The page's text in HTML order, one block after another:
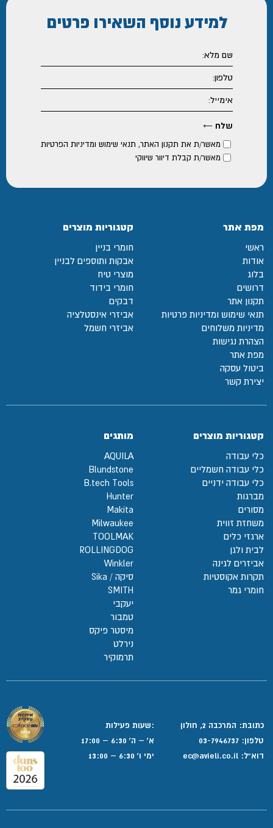
למידע נוסף השאירו פרטים
מאשר/ת את תקנון האתר, תנאי שימוש ומדיניות הפרטיות
מאשר/ת קבלת דיוור שיווקי
מפת אתר
ראשי
אודות
בלוג
דרושים
תקנון אתר
תנאי שימוש ומדיניות פרטיות
מדיניות משלוחים
הצהרת נגישות
מפת אתר
ביטול עסקה
יצירת קשר
קטגוריות מוצרים
חומרי בניין
אבקות ותוספים לבניין
מוצרי טיח
חומרי בידוד
דבקים
אביזרי אינסטלציה
אביזרי חשמל
קטגוריות מוצרים
כלי עבודה
כלי עבודה חשמליים
כלי עבודה ידניים
מברגות
מסורים
משחזת זווית
ארגזי כלים
לבית ולגן
אביזרים לגינה
תקרות אקוסטיות
חומרי גמר
מותגים
AQUILA
Blundstone
B.tech Tools
Hunter
Makita
Milwaukee
TOOLMAK
ROLLINGDOG
Winkler
סיקה / Sika
SMITH
יעקבי
טמבור
מיסטר פיקס
נירלט
תרמוקיר
כתובת: המרכבה 2, חולון
טלפון: 03-7946737
דוא”ל:
:שעות פעילות
א' – ה' 6:30 – 17:00
ימי ו' 6:30 – 13:00